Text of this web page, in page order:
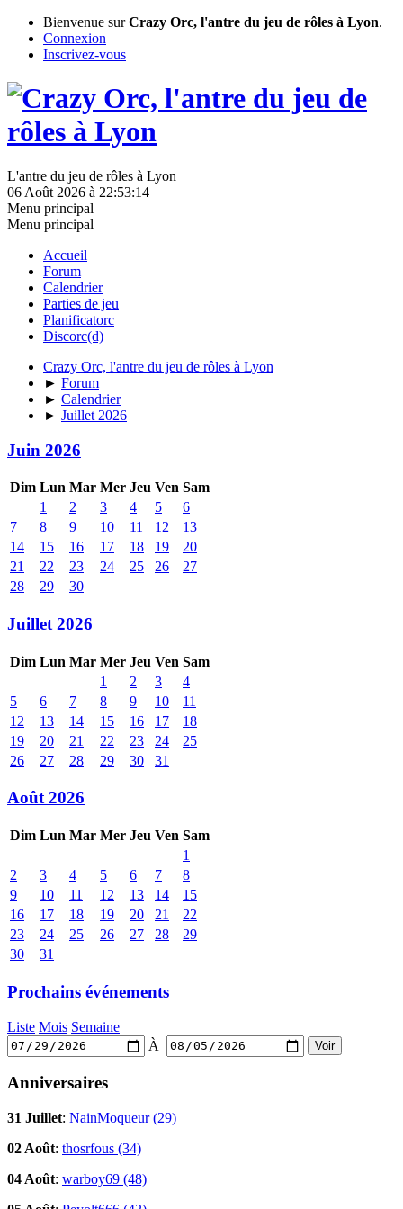
Bienvenue surCrazy Orc, l'antre du jeu de rôles à Lyon.
Connexion
Inscrivez-vous
L'antre du jeu de rôles à Lyon
06 Août 2026 à 22:53:14
Menu principal
Menu principal
Accueil
Forum
Calendrier
Parties de jeu
Planificatorc
Discorc(d)
Crazy Orc, l'antre du jeu de rôles à Lyon
► Forum
► Calendrier
► Juillet 2026
Juin 2026
Dim Lun Mar Mer Jeu Ven Sam
1
2 3 4 5
6
7
8 9 10 11 12
13
14
15 16 17 18 19
20
21
22 23 24 25 26
27
28
29 30
Juillet 2026
Dim Lun Mar Mer Jeu Ven Sam
1
2 3
4
5
6 7 8 9 10
11
12
13 14 15 16 17
18
19
20 21 22 23 24
25
26
27 28 29 30 31
Août 2026
Dim Lun Mar Mer Jeu Ven Sam
1
2
3 4 5 6 7
8
9
10 11 12 13 14
15
16
17 18 19 20 21
22
23
24 25 26 27 28
29
30
31
Prochains événements
Liste Mois Semaine
À
Anniversaires
31 Juillet: NainMoqueur (29)
02 Août: thosrfous (34)
04 Août: warboy69 (48)